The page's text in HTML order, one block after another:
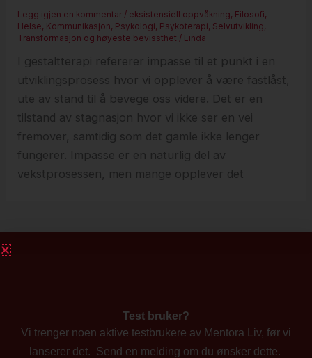
Legg igjen en kommentar / eksistensiell oppvåkning, Filosofi,
Helse, Kommunikasjon, Psykologi, Psykoterapi, Selvutvikling,
Transformasjon og høyeste bevissthet / Linda
I gestaltterapi refererer impasse til et punkt i en
utviklingsprosess hvor vi opplever å være fastlåst,
ute av stand til å bevege oss videre. Det er en
tilstand av stagnasjon hvor vi ikke ser en vei
fremover, samtidig som det gamle ikke lenger
fungerer. Impasse er en naturlig del av
vekstprosessen, men mange opplever det
Test bruker?
Vi trenger noen aktive testbrukere av Mentora Liv, før vi
lanserer det. Send en melding om du ønsker dette.